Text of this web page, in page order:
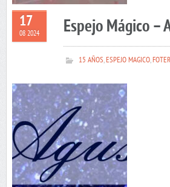
17
08 2024 Espejo Mágico –
15 AÑOS,ESPEJO MAGICO,